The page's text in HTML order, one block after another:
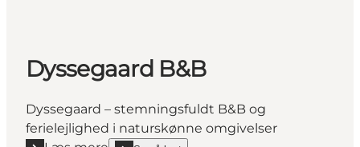
Dyssegaard B&B
Dyssegaard – stemningsfuldt B&B og
ferielejlighed i naturskønne omgivelser